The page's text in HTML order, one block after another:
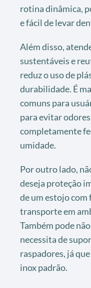
rotina dinâmica,
e fácil de levar
Além disso,
sustentáveis e
reduz o uso de
durabilidade. É
comuns para
para evitar
completamente
umidade.
Por outro lado,
deseja proteção
de um estojo
transporte em
Também pode
necessita de
raspadores, já
inox padrão.